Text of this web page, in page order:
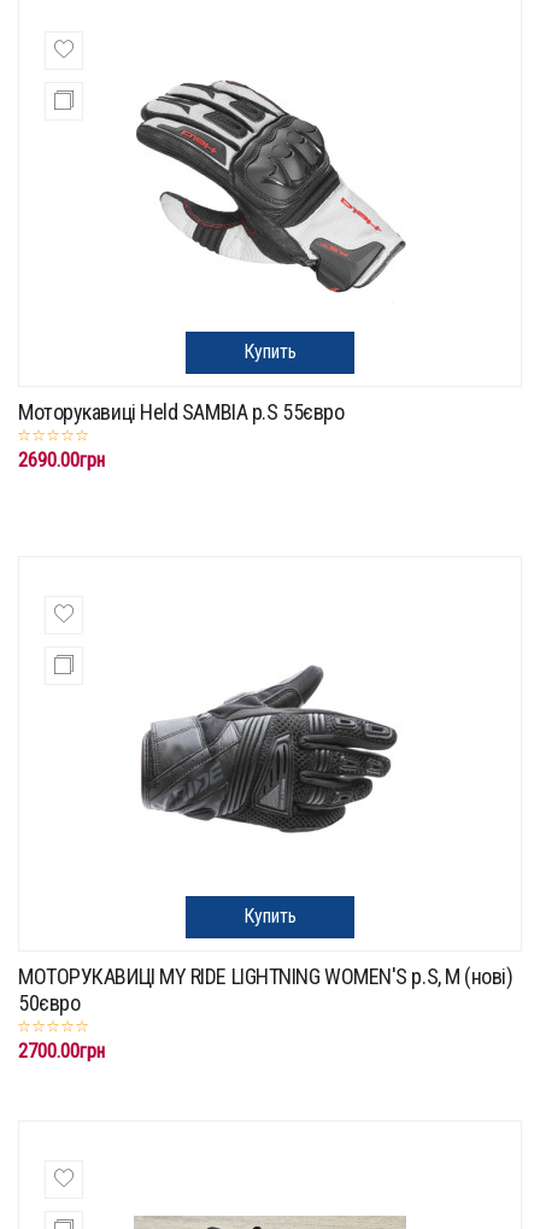
Купить
Моторукавиці Held SAMBIA p.S 55євро
2690.00грн
Купить
МОТОРУКАВИЦІ MY RIDE LIGHTNING WOMEN'S p.S, M (нові)
50євро
2700.00грн